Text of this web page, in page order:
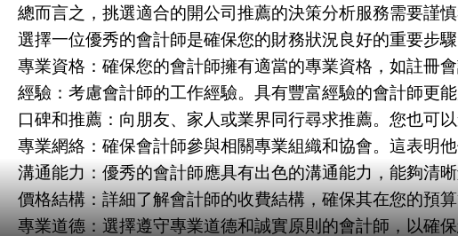
總而言之，挑選適合的開公司推薦的決策分析服務需要謹
選擇一位優秀的會計師是確保您的財務狀況良好的重要步
專業資格：確保您的會計師擁有適當的專業資格，如註冊
經驗：考慮會計師的工作經驗。具有豐富經驗的會計師更
口碑和推薦：向朋友、家人或業界同行尋求推薦。您也可
專業網絡：確保會計師參與相關專業組織和協會。這表明
溝通能力：優秀的會計師應具有出色的溝通能力，能夠清
價格結構：詳細了解會計師的收費結構，確保其在您的預
專業道德：選擇遵守專業道德和誠實原則的會計師，以確